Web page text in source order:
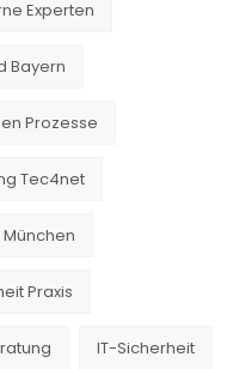
Experten
Bayern
Prozesse
Tec4net
Praxis
IT-Sicherheit